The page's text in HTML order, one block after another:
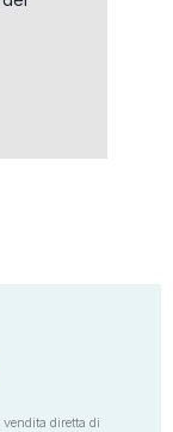
diretta di